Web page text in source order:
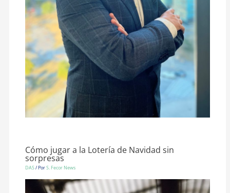
Cómo jugar a la Lotería de Navidad sin
sorpresas
DAS/ PorS. Fecor News